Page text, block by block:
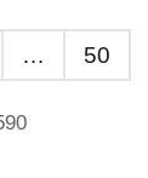
… 50